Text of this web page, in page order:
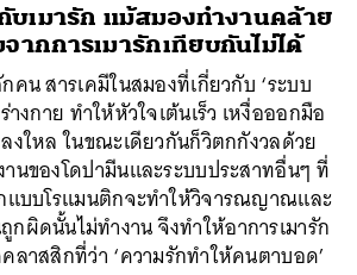
กับเมารัก แม้สมองทำงานคล้าย
ากการเมารักเทียบกันไม่ได้
น สารเคมีในสมองที่เกี่ยวกับ ‘ระบบ
งกาย ทำให้หัวใจเต้นเร็ว เหงื่อออกมือ
ใหล ในขณะเดียวกันก็วิตกกังวลด้วย
นของโดปามีนและระบบประสาทอื่นๆ ที่
แบบโรแมนติกจะทำให้วิจารณญาณและ
ผิดนั้นไม่ทำงาน จึงทำให้อาการเมารัก
ลาสสิกที่ว่า ‘ความรักทำให้คนตาบอด’